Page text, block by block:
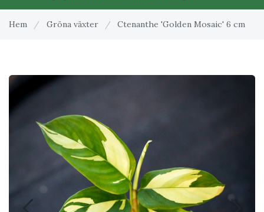
Hem / Gröna växter / Ctenanthe 'Golden Mosaic' 6 cm